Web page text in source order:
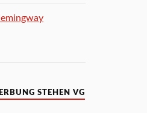
STEHEN VG